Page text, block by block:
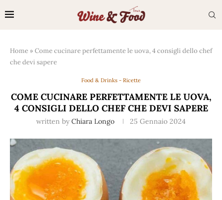
Home »Come cucinare perfettamente le uova, 4 consigli dello chef
che devi sapere
Food & Drinks - Ricette
COME CUCINARE PERFETTAMENTE LE UOVA,
4 CONSIGLI DELLO CHEF CHE DEVI SAPERE
written by Chiara Longo 25 Gennaio 2024